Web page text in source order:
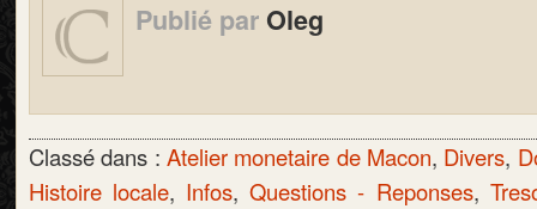
Publié par Oleg
Classé dans : Atelier monetaire de Macon, Divers,
Histoire locale, Infos,Questions - Reponses,